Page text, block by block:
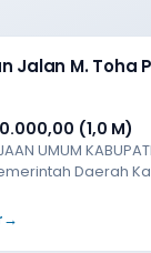
Jalan M. Toha
(1,0 M)
UMUM
Daerah
→